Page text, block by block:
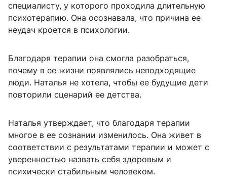
специалисту, у которого проходила длительную
психотерапию. Она осознавала, что причина ее
неудач кроется в психологии.
Благодаря терапии она смогла разобраться,
почему в ее жизни появлялись неподходящие
люди. Наталья не хотела, чтобы ее будущие дети
повторили сценарий ее детства.
Наталья утверждает, что благодаря терапии
многое в ее сознании изменилось. Она живет в
соответствии с результатами терапии и может с
уверенностью назвать себя здоровым и
психически стабильным человеком.